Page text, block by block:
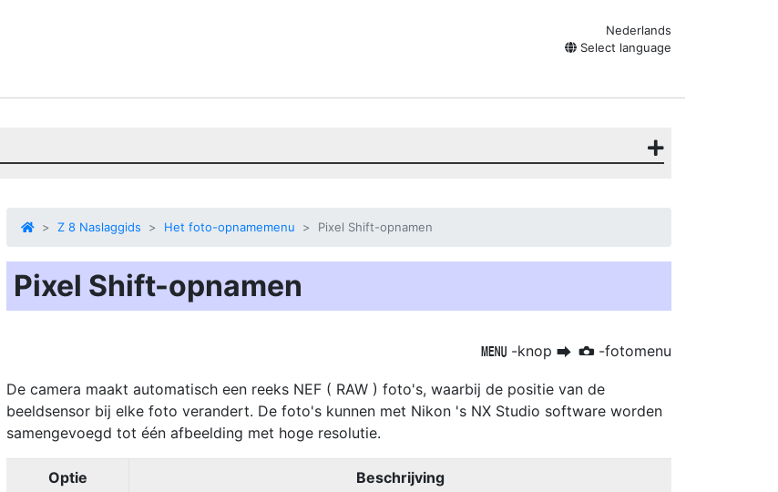
Nederlands
Select language
Z 8 Naslaggids Het foto-opnamemenu Pixel Shift-opnamen
Pixel Shift-opnamen
G -knop U C -fotomenu
De camera maakt automatisch een reeks NEF ( RAW ) foto's, waarbij de positie van de
beeldsensor bij elke foto verandert. De foto's kunnen met Nikon 's NX Studio software worden
samengevoegd tot één afbeelding met hoge resolutie.
Optie Beschrijving